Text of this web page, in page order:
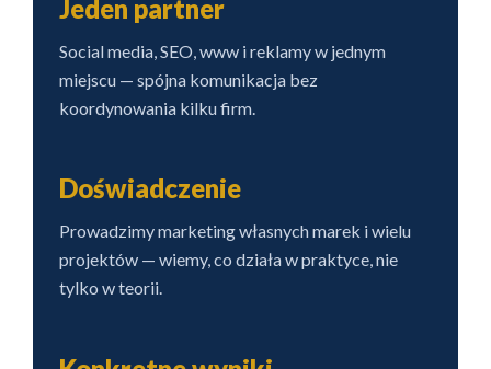
Jeden partner
Social media, SEO, www i reklamy w jednym
miejscu — spójna komunikacja bez
koordynowania kilku firm.
Doświadczenie
Prowadzimy marketing własnych marek i wielu
projektów — wiemy, co działa w praktyce, nie
tylko w teorii.